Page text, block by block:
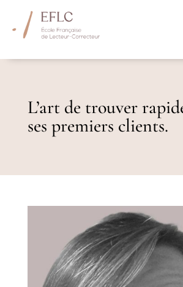
L’art de trouver
ses premiers clients.